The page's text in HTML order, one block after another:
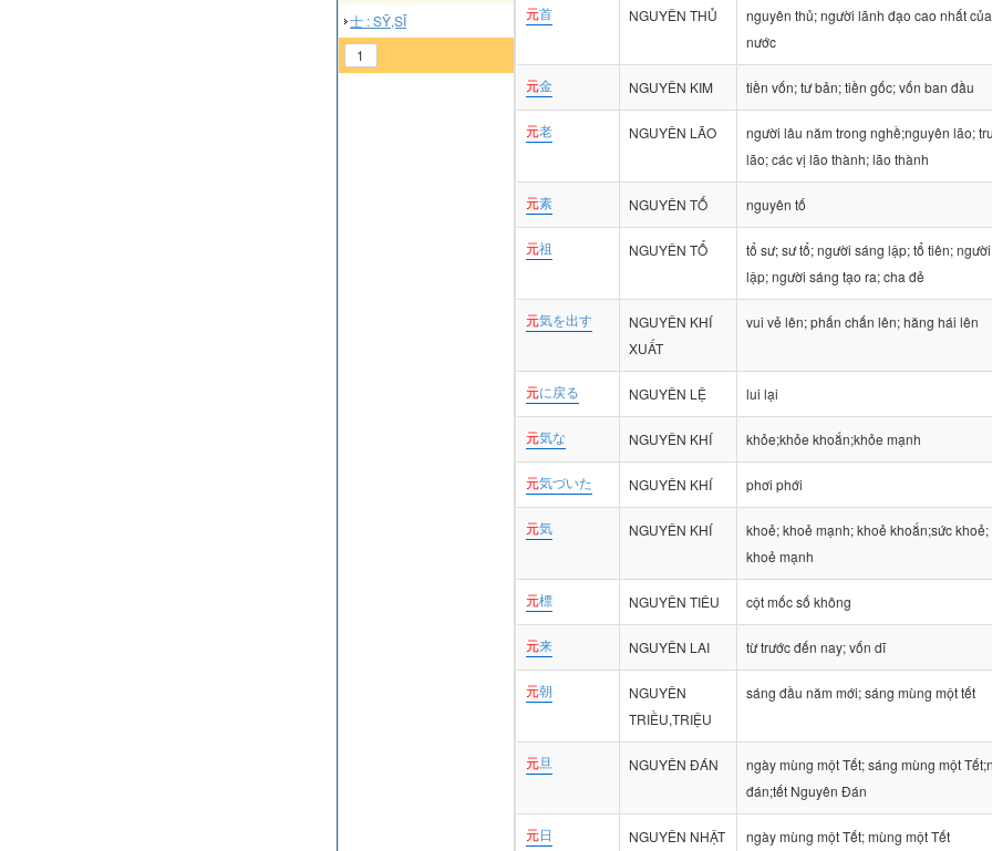
士 : SỸ,SĨ
1
元首 NGUYÊN THỦ
nguyên thủ; người lãnh đạo cao nhất
nước
元金 NGUYÊN KIM tiền vốn; tư bản; tiền gốc; vốn ban đầu
元老 NGUYÊN LÃO
người lâu năm trong nghề;nguyên lão;
lão; các vị lão thành; lão thành
元素 NGUYÊN TỐ nguyên tố
元祖 NGUYÊN TỔ
tổ sư; sư tổ; người sáng lập; tổ tiên;
lập; người sáng tạo ra; cha đẻ
元気を出す
NGUYÊN KHÍ
XUẤT
vui vẻ lên; phấn chấn lên; hăng hái lên
元に戻る NGUYÊN LỆ lui lại
元気な NGUYÊN KHÍ khỏe;khỏe khoắn;khỏe mạnh
元気づいた NGUYÊN KHÍ phơi phới
元気 NGUYÊN KHÍ
khoẻ; khoẻ mạnh; khoẻ khoắn;sức khoẻ;
khoẻ mạnh
元標 NGUYÊN TIÊU cột mốc số không
元来 NGUYÊN LAI từ trước đến nay; vốn dĩ
元朝
NGUYÊN
TRIỀU,TRIỆU
sáng đầu năm mới; sáng mùng một tết
元旦 NGUYÊN ĐÁN
ngày mùng một Tết; sáng mùng một
đán;tết Nguyên Đán
元日 NGUYÊN NHẬT ngày mùng một Tết; mùng một Tết